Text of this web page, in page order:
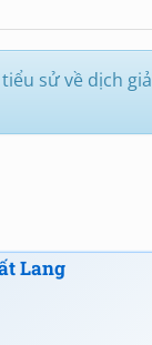
sử về dịch giả
Lang